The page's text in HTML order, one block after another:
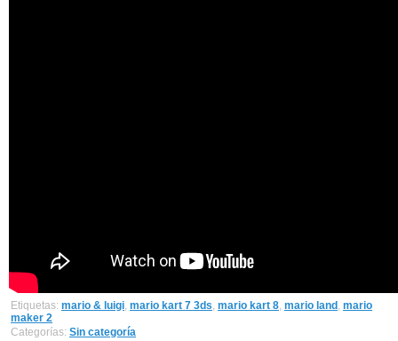
Etiquetas: mario & luigi, mario kart 7 3ds, mario kart 8, mario land, mario
maker 2
Categorías: Sin categoría